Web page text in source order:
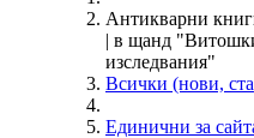
Антикварни
| в щанд
изследвания"
Всички (нови,
Единични за